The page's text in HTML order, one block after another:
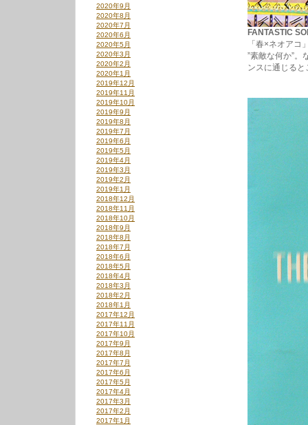
FANTASTIC
「春×ネオアコ
”素敵な何か”
ンスに通じる
2020年9月
2020年8月
2020年7月
2020年6月
2020年5月
2020年3月
2020年2月
2020年1月
2019年12月
2019年11月
2019年10月
2019年9月
2019年8月
2019年7月
2019年6月
2019年5月
2019年4月
2019年3月
2019年2月
2019年1月
2018年12月
2018年11月
2018年10月
2018年9月
2018年8月
2018年7月
2018年6月
2018年5月
2018年4月
2018年3月
2018年2月
2018年1月
2017年12月
2017年11月
2017年10月
2017年9月
2017年8月
2017年7月
2017年6月
2017年5月
2017年4月
2017年3月
2017年2月
2017年1月